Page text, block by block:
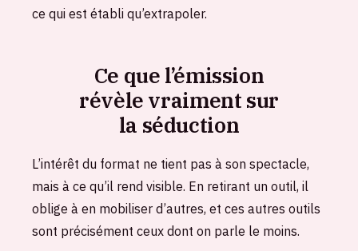
ce qui est établi qu’extrapoler.
Ce que l’émission
révèle vraiment sur
la séduction
L’intérêt du format ne tient pas à son spectacle,
mais à ce qu’il rend visible. En retirant un outil, il
oblige à en mobiliser d’autres, et ces autres outils
sont précisément ceux dont on parle le moins.